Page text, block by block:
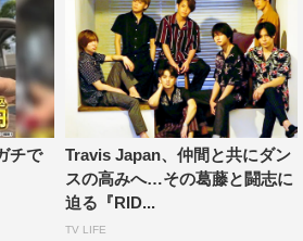
ついて「あいつらに関しては期待し
かし一方で、屋良がしきりにメン
踊ることを頑張りすぎないで」と
ドバイスの真意は、完璧なシンク
らなる新境地を拓いてほしいとい
ればニュアンスの違う振りでも合
チで
Travis Japan、仲間と共にダン
スの高みへ…その葛藤と闘志に
迫る『RID...
TV LIFE